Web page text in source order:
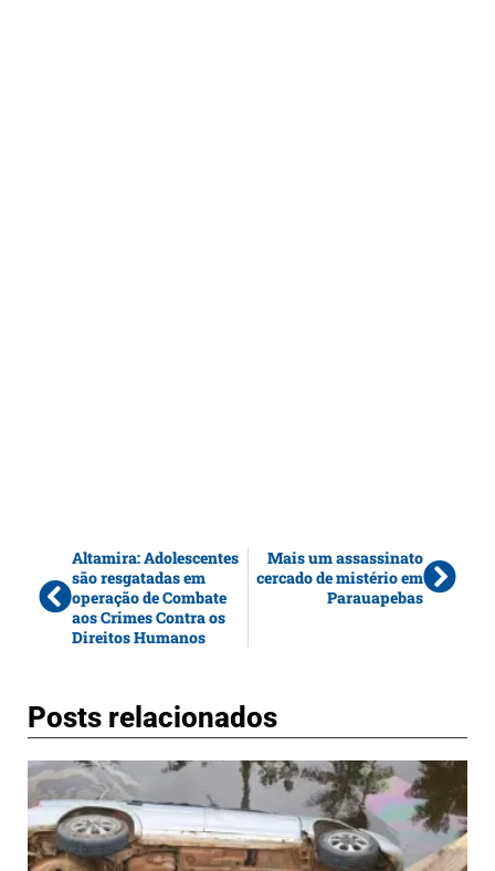
Altamira: Adolescentes
são resgatadas em
operação de Combate
aos Crimes Contra os
Direitos Humanos
Mais um assassinato
cercado de mistério em
Parauapebas
Posts relacionados